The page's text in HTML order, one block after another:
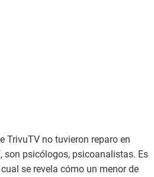
TrivuTV no tuvieron reparo en
son psicólogos, psicoanalistas. Es
se revela cómo un menor de